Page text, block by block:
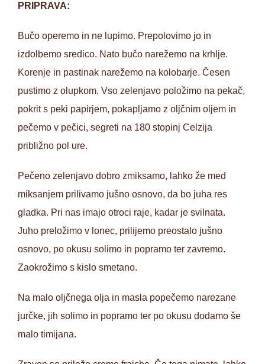
PRIPRAVA:
Bučo operemo in ne lupimo. Prepolovimo jo in
izdolbemo sredico. Nato bučo narežemo na krhlje.
Korenje in pastinak narežemo na kolobarje. Česen
pustimo z olupkom. Vso zelenjavo položimo na pekač,
pokrit s peki papirjem, pokapljamo z oljčnim oljem in
pečemo v pečici, segreti na 180 stopinj Celzija
približno pol ure.
Pečeno zelenjavo dobro zmiksamo, lahko že med
miksanjem prilivamo jušno osnovo, da bo juha res
gladka. Pri nas imajo otroci raje, kadar je svilnata.
Juho preložimo v lonec, prilijemo preostalo jušno
osnovo, po okusu solimo in popramo ter zavremo.
Zaokrožimo s kislo smetano.
Na malo oljčnega olja in masla popečemo narezane
jurčke, jih solimo in popramo ter po okusu dodamo še
malo timijana.